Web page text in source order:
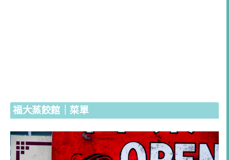
福大蒸餃館｜菜單